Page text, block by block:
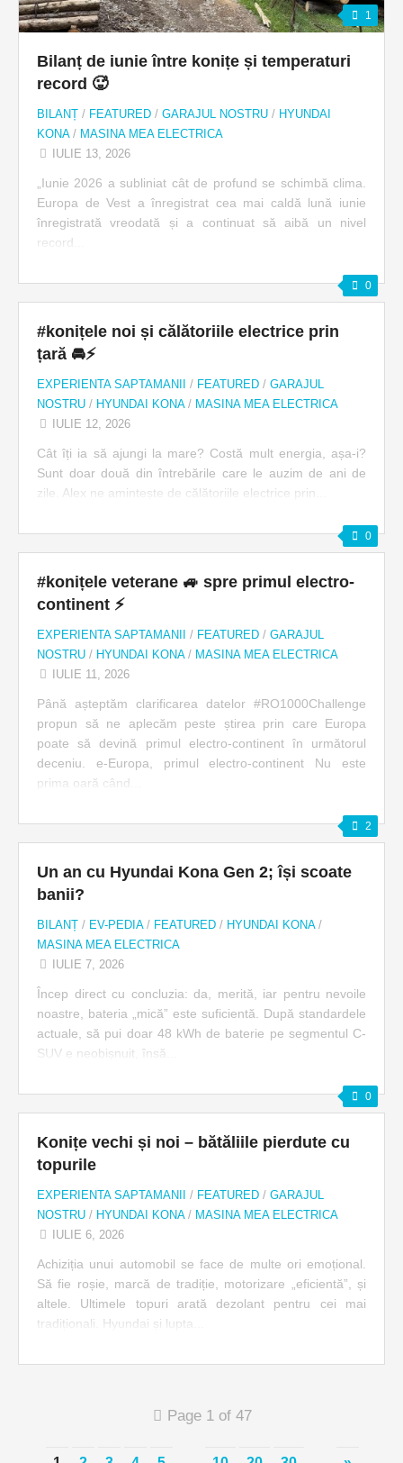
1
Bilanț de iunie între konițe și temperaturi
record 🥵
BILANȚ / FEATURED / GARAJUL NOSTRU / HYUNDAI
KONA/ MASINA MEA ELECTRICA
IULIE 13, 2026
„Iunie 2026 a subliniat cât de profund se schimbă clima.
Europa de Vest a înregistrat cea mai caldă lună iunie
înregistrată vreodată și a continuat să aibă un nivel
record...
0
#konițele noi și călătoriile electrice prin
țară 🚘⚡️
EXPERIENTA SAPTAMANII / FEATURED / GARAJUL
NOSTRU / HYUNDAI KONA/ MASINA MEA ELECTRICA
IULIE 12, 2026
Cât îți ia să ajungi la mare? Costă mult energia, așa-i?
Sunt doar două din întrebările care le auzim de ani de
zile. Alex ne amintește de călătoriile electrice prin...
0
#konițele veterane 🚙 spre primul electro-
continent ⚡️
EXPERIENTA SAPTAMANII / FEATURED / GARAJUL
NOSTRU / HYUNDAI KONA/ MASINA MEA ELECTRICA
IULIE 11, 2026
Până așteptăm clarificarea datelor #RO1000Challenge
propun să ne aplecăm peste știrea prin care Europa
poate să devină primul electro-continent în următorul
deceniu. e-Europa, primul electro-continent Nu este
prima oară când...
2
Un an cu Hyundai Kona Gen 2; își scoate
banii?
BILANȚ / EV-PEDIA/ FEATURED / HYUNDAI KONA/
MASINA MEA ELECTRICA
IULIE 7, 2026
Încep direct cu concluzia: da, merită, iar pentru nevoile
noastre, bateria „mică” este suficientă. După standardele
actuale, să pui doar 48 kWh de baterie pe segmentul C-
SUV e neobișnuit, însă...
0
Konițe vechi și noi – bătăliile pierdute cu
topurile
EXPERIENTA SAPTAMANII / FEATURED / GARAJUL
NOSTRU / HYUNDAI KONA/ MASINA MEA ELECTRICA
IULIE 6, 2026
Achiziția unui automobil se face de multe ori emoțional.
Să fie roșie, marcă de tradiție, motorizare „eficientă”, și
altele. Ultimele topuri arată dezolant pentru cei mai
tradiționali. Hyundai și lupta...
Page 1 of 47